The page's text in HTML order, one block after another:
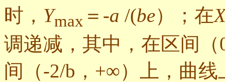
时， Ymax ＝-a /(be）；在
调递减，其中，在区间（
间（-2/b，+∞）上，曲线